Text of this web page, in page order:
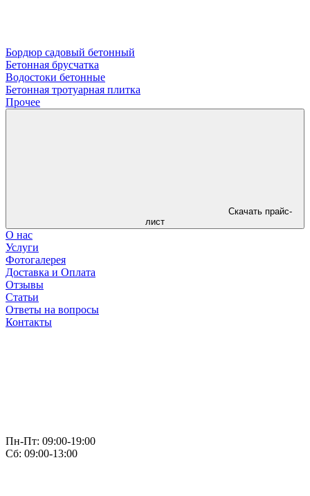
Бордюр садовый бетонный
Бетонная брусчатка
Водостоки бетонные
Бетонная тротуарная плитка
Прочее
Скачать прайс-
лист
О нас
Услуги
Фотогалерея
Доставка и Оплата
Отзывы
Статьи
Ответы на вопросы
Контакты
Пн-Пт: 09:00-19:00
Сб: 09:00-13:00